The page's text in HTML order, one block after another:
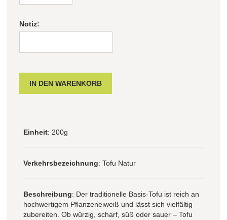
Notiz:
Einheit: 200g
Verkehrsbezeichnung: Tofu Natur
Beschreibung: Der traditionelle Basis-Tofu ist reich an
hochwertigem Pflanzeneiweiß und lässt sich vielfältig
zubereiten. Ob würzig, scharf, süß oder sauer – Tofu